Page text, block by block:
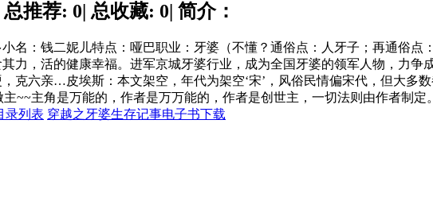
推荐: 0| 总收藏: 0| 简介：
名：钱二妮儿特点：哑巴职业：牙婆（不懂？通俗点：人牙子；再通俗点
力，活的健康幸福。进军京城牙婆行业，成为全国牙婆的领军人物，力争
克六亲…皮埃斯：本文架空，年代为架空‘宋’，风俗民情偏宋代，但大多
~~主角是万能的，作者是万万能的，作者是创世主，一切法则由作者制定
录列表 穿越之牙婆生存记事电子书下载